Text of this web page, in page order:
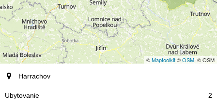
©Maptoolkit©OSM, © OSM
stredisko
Ubytovanie
Harrachov
2